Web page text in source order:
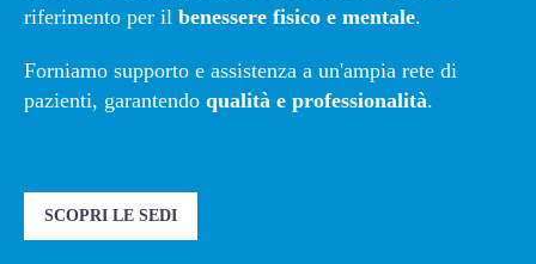
riferimento per il benessere fisico e mentale.
Forniamo supporto e assistenza a un'ampia rete di
pazienti, garantendo qualità e professionalità.
SCOPRI LE SEDI